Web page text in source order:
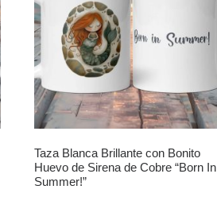
Taza Blanca Brillante con Bonito
Huevo de Sirena de Cobre “Born In
Summer!”